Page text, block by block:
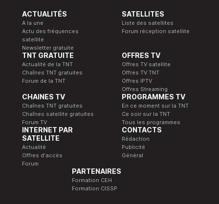
ACTUALITÉS
A la une
Actu des fréquences
satellite
Newsletter gratuite
SATELLITES
Liste des satellites
Forum réception satellite
TNT GRATUITE
Actualité de la TNT
Chaînes TNT gratuites
Forum de la TNT
OFFRES TV
Offres TV satellite
Offres TV TNT
Offres IPTV
Offres Streaming
CHAINES TV
Chaînes TNT gratuites
Chaînes satellite gratuites
Forum TV
PROGRAMMES TV
En ce moment sur la TNT
Ce soir sur la TNT
Tous les programmes
INTERNET PAR
SATELLITE
Actualité
Offres d'accès
Forum
CONTACTS
Rédaction
Publicité
Général
PARTENAIRES
Formation CEH
Formation CISSP